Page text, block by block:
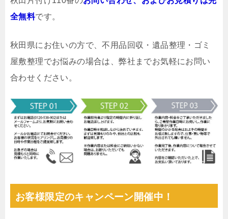
全無料です。
秋田県にお住いの方で、不用品回収・遺品整理・ゴミ
屋敷整理でお悩みの場合は、弊社までお気軽にお問い
合わせください。
お客様限定のキャンペーン開催中！